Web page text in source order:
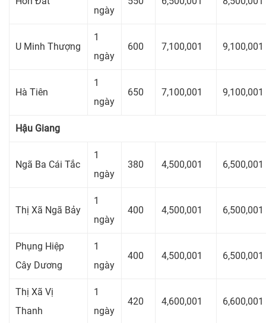
ngày
U Minh Thượng
1
ngày
600 7,100,001 9,100,001
Hà Tiên
1
ngày
650 7,100,001 9,100,001
Hậu Giang
Ngã Ba Cái Tắc
1
ngày
380 4,500,001 6,500,001
Thị Xã Ngã Bảy
1
ngày
400 4,500,001 6,500,001
Phụng Hiệp
Cây Dương
1
ngày
400 4,500,001 6,500,001
Thị Xã Vị
Thanh
1
ngày
420 4,600,001 6,600,001